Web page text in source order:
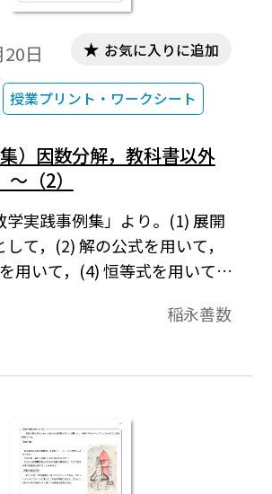
日
授業プリント・ワークシート
お気に入りに追加
集）因数分解，教科書以外
（2）
学実践事例集」より。(1) 展開
て，(2) 解の公式を用いて，
用いて，(4) 恒等式を用いて。
，いろいろな角度から解説を
のコメント，中学校の復習，
たものです。各内容は１ページ
います。
稲永善数